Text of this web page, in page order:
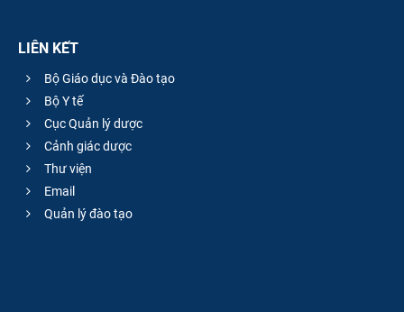
LIÊN KẾT
Bộ Giáo dục và Đào tạo
Bộ Y tế
Cục Quản lý dược
Cảnh giác dược
Thư viện
Email
Quản lý đào tạo